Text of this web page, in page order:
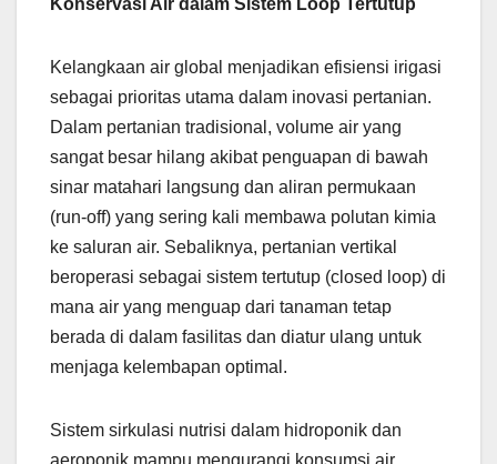
Kelangkaan air global menjadikan efisiensi irigasi
sebagai prioritas utama dalam inovasi pertanian.
Dalam pertanian tradisional, volume air yang
sangat besar hilang akibat penguapan di bawah
sinar matahari langsung dan aliran permukaan
(run-off) yang sering kali membawa polutan kimia
ke saluran air. Sebaliknya, pertanian vertikal
beroperasi sebagai sistem tertutup (closed loop) di
mana air yang menguap dari tanaman tetap
berada di dalam fasilitas dan diatur ulang untuk
menjaga kelembapan optimal.
Sistem sirkulasi nutrisi dalam hidroponik dan
aeroponik mampu mengurangi konsumsi air